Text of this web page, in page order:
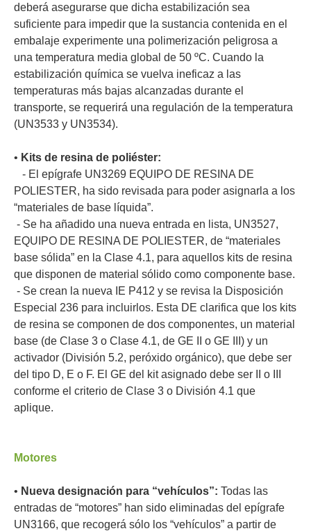
deberá asegurarse que dicha estabilización sea
suficiente para impedir que la sustancia contenida en el
embalaje experimente una polimerización peligrosa a
una temperatura media global de 50 ºC. Cuando la
estabilización química se vuelva ineficaz a las
temperaturas más bajas alcanzadas durante el
transporte, se requerirá una regulación de la temperatura
(UN3533 y UN3534).
• Kits de resina de poliéster:
- El epígrafe UN3269 EQUIPO DE RESINA DE
POLIESTER, ha sido revisada para poder asignarla a los
“materiales de base líquida”.
- Se ha añadido una nueva entrada en lista, UN3527,
EQUIPO DE RESINA DE POLIESTER, de “materiales
base sólida” en la Clase 4.1, para aquellos kits de resina
que disponen de material sólido como componente base.
- Se crean la nueva IE P412 y se revisa la Disposición
Especial 236 para incluirlos. Esta DE clarifica que los kits
de resina se componen de dos componentes, un material
base (de Clase 3 o Clase 4.1, de GE II o GE III) y un
activador (División 5.2, peróxido orgánico), que debe ser
del tipo D, E o F. El GE del kit asignado debe ser II o III
conforme el criterio de Clase 3 o División 4.1 que
aplique.
Motores
• Nueva designación para “vehículos”: Todas las
entradas de “motores” han sido eliminadas del epígrafe
UN3166, que recogerá sólo los “vehículos” a partir de